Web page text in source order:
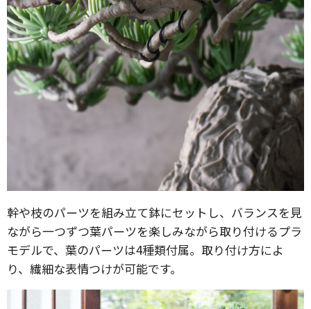
幹や枝のパーツを組み立て鉢にセットし、バランスを見
ながら一つずつ葉パーツを楽しみながら取り付けるプラ
モデルで、葉のパーツは4種類付属。取り付け方によ
り、繊細な表情つけが可能です。